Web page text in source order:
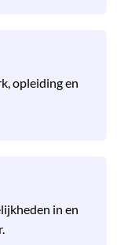
opleiding en
in en